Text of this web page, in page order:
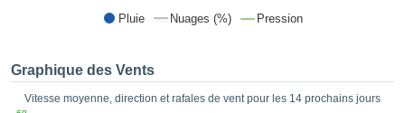
sur
Pluie Nuages (%) Pression
Graphique des Vents
Vitesse moyenne, direction et rafales de vent pour les 14 prochains jours